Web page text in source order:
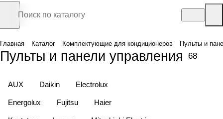
Главная Каталог Комплектующие для кондиционеров Пульты и
Пульты и панели управления 68
AUX Daikin Electrolux
Energolux Fujitsu Haier